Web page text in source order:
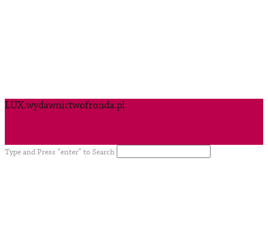
LUX.wydawnictwofronda.pl
Type and Press “enter” to Search